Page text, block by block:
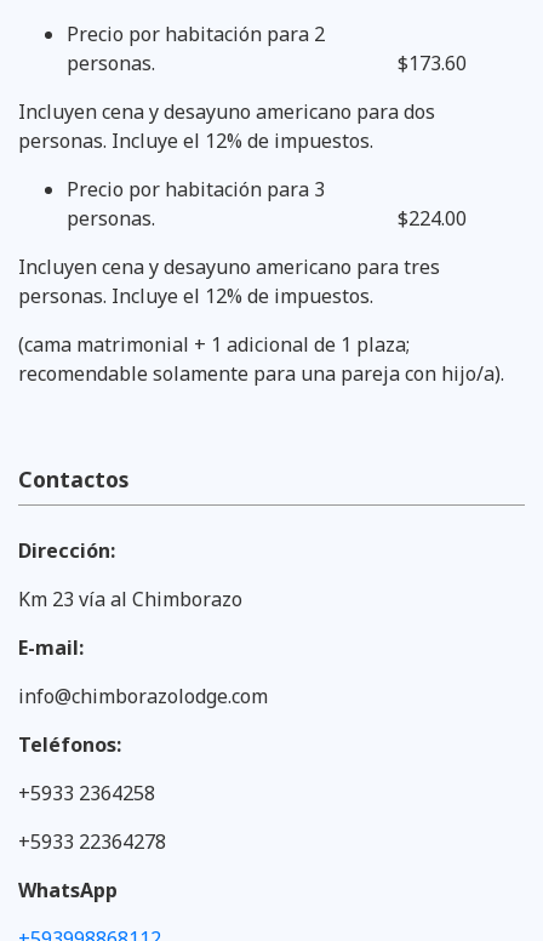
Precio por habitación para 2
personas. $173.60
Incluyen cena y desayuno americano para dos
personas. Incluye el 12% de impuestos.
Precio por habitación para 3
personas. $224.00
Incluyen cena y desayuno americano para tres
personas. Incluye el 12% de impuestos.
(cama matrimonial + 1 adicional de 1 plaza;
recomendable solamente para una pareja con hijo/a).
Contactos
Dirección:
Km 23 vía al Chimborazo
E-mail:
info@chimborazolodge.com
Teléfonos:
+5933 2364258
+5933 22364278
WhatsApp